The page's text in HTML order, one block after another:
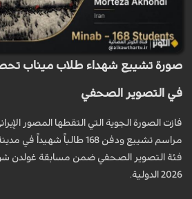
صورة تشييع شهداء طلاب ميناب تحصد
في التصوير الصحفي
فازت الصورة الجوية التي التقطها المصور
مراسم تشييع ودفن 168 طالباً
فئة التصوير الصحفي ضمن مسابقة غولدن
2026 الدولية.